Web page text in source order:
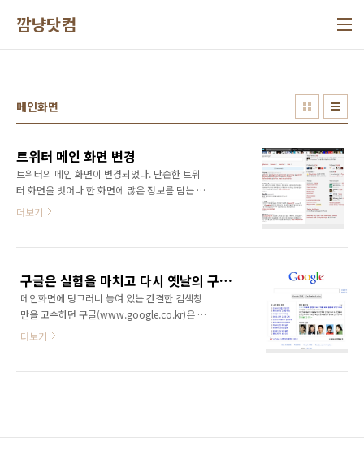
깜냥닷컴
메인화면
트위터 메인 화면 변경
트위터의 메인 화면이 변경되었다. 단순한 트위
터 화면을 벗어나 한 화면에 많은 정보를 담는 형
식으로 진화한 것으로 보인다. 타임라인, 멘션,
지만 트위터의 가장 핵심은 바로 단순함인데...
그 단순함이 빛을 잃는게 아닌가 걱정이 앞선다.
그리고 트위터가 점점 페이스북을 닮아가고 있
는건 아닌지... ㅎㅎㅎ
더보기
구글은 실험을 마치고 다시 옛날의 구글로 돌아간 걸까?
메인화면에 덩그러니 놓여 있는 간결한 검색창
만을 고수하던 구글(www.google.co.kr)은 예
외적으로 한국에서 접속하는 메인화면에 블로그
더보기